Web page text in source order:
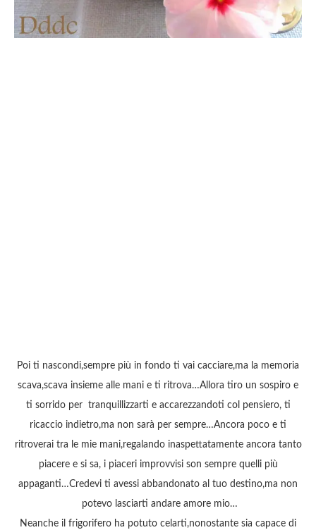
Poi ti nascondi,sempre più in fondo ti vai cacciare,ma la memoria
scava,scava insieme alle mani e ti ritrova…Allora tiro un sospiro e
ti sorrido per tranquillizzarti e accarezzandoti col pensiero, ti
ricaccio indietro,ma non sarà per sempre…Ancora poco e ti
ritroverai tra le mie mani,regalando inaspettatamente ancora tanto
piacere e si sa, i piaceri improvvisi son sempre quelli più
appaganti…Credevi ti avessi abbandonato al tuo destino,ma non
potevo lasciarti andare amore mio…
Neanche il frigorifero ha potuto celarti,nonostante sia capace di